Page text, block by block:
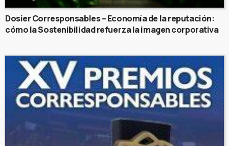
Dosier Corresponsables – Economía de la reputación:
cómo la Sostenibilidad refuerza la imagen corporativa